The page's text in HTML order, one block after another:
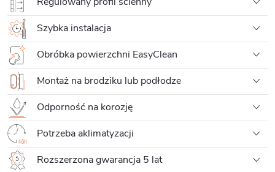
Szybka instalacja
Obróbka powierzchni EasyClean
Montaż na brodziku lub podłodze
Odporność na korozję
Potrzeba aklimatyzacji
Rozszerzona gwarancja 5 lat